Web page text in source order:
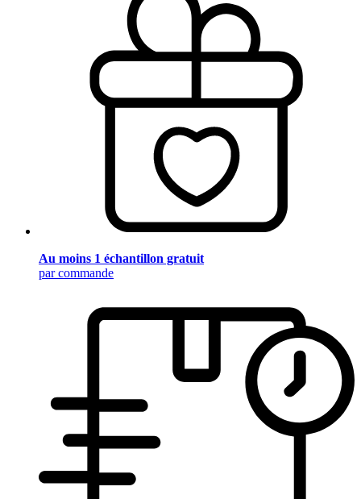
Au moins 1 échantillon gratuit
par commande